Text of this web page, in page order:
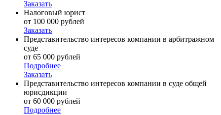
Заказать
Налоговый юрист
от 100 000 рублей
Заказать
Представительство интересов компании в арбитражном
суде
от 65 000 рублей
Подробнее
Заказать
Представительство интересов компании в суде общей
юрисдикции
от 60 000 рублей
Подробнее